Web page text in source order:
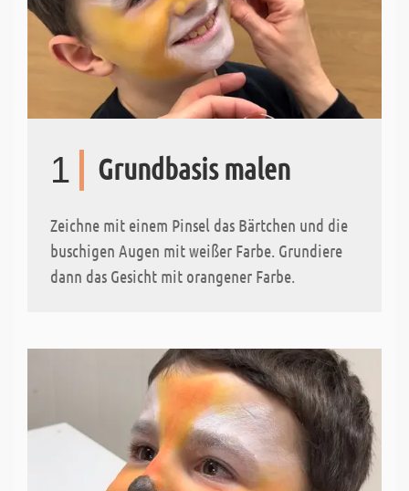
1 Grundbasis malen
Zeichne mit einem Pinsel das Bärtchen und die
buschigen Augen mit weißer Farbe. Grundiere
dann das Gesicht mit orangener Farbe.